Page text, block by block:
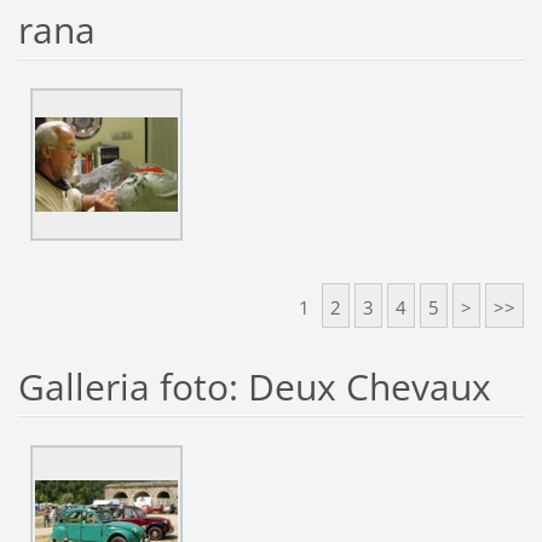
rana
1 2 3 4 5 > >>
Galleria foto: Deux Chevaux